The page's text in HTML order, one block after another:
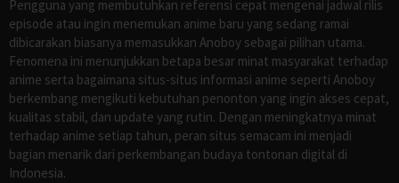
Pengguna yang membutuhkan referensi cepat mengenai jadwal rilis
episode atau ingin menemukan anime baru yang sedang ramai
dibicarakan biasanya memasukkan Anoboy sebagai pilihan utama.
Fenomena ini menunjukkan betapa besar minat masyarakat terhadap
anime serta bagaimana situs-situs informasi anime seperti Anoboy
berkembang mengikuti kebutuhan penonton yang ingin akses cepat,
kualitas stabil, dan update yang rutin. Dengan meningkatnya minat
terhadap anime setiap tahun, peran situs semacam ini menjadi
bagian menarik dari perkembangan budaya tontonan digital di
Indonesia.